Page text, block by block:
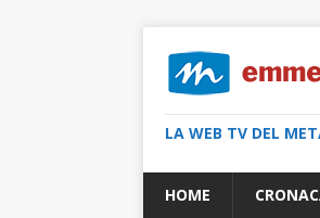
LA WEB TV DEL
HOME